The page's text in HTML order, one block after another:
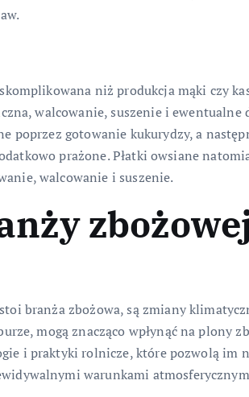
niż produkcja mąki czy
walcowanie, suszenie i ewentualne
poprzez gotowanie kukurydzy, a
prażone. Płatki owsiane
walcowanie i suszenie.
branża zbożowa, są zmiany
mogą znacząco wpłynąć na plony
i praktyki rolnicze, które pozwolą im
warunkami